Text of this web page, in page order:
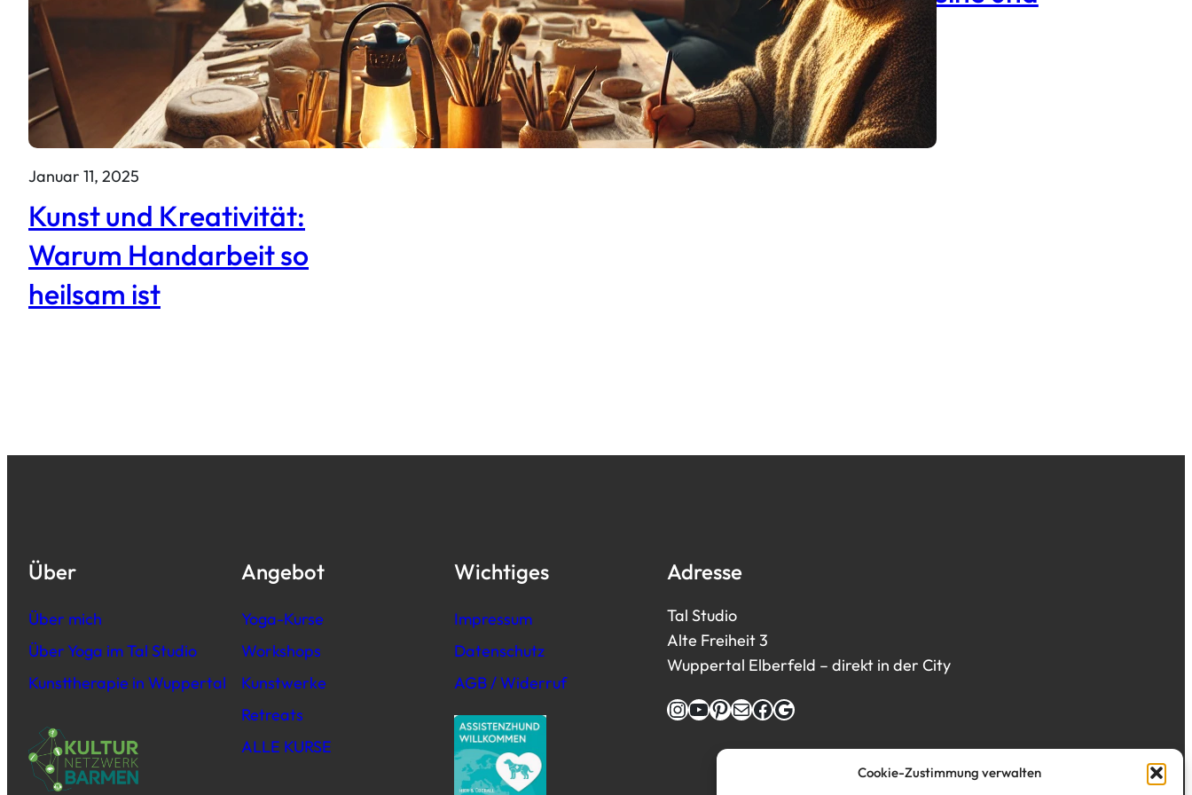
Cookie-Zustimmung verwalten
Januar 11, 2025
Kunst und Kreativität:
Warum Handarbeit so
heilsam ist
große Hände
Über
Über mich
Über Yoga im Tal Studio
Kunsttherapie in Wuppertal
Angebot
Yoga-Kurse
Workshops
Kunstwerke
Retreats
ALLE KURSE
Wichtiges
Impressum
Datenschutz
AGB / Widerruf
Adresse
Tal Studio
Alte Freiheit 3
Wuppertal Elberfeld – direkt in der City
InstagramYouTube Pinterest E-Mail Facebook Google